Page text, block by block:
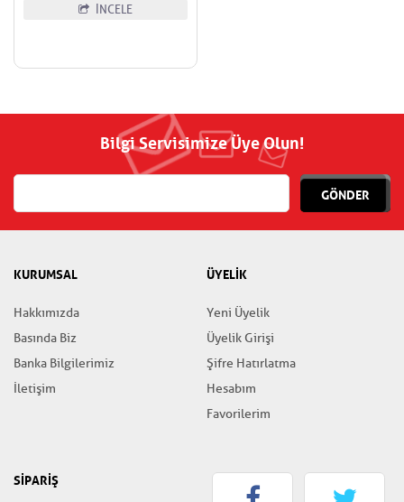
İNCELE
Bilgi Servisimize Üye Olun!
GÖNDER
KURUMSAL
Hakkımızda
Basında Biz
Banka Bilgilerimiz
İletişim
ÜYELİK
Yeni Üyelik
Üyelik Girişi
Şifre Hatırlatma
Hesabım
Favorilerim
SİPARİŞ